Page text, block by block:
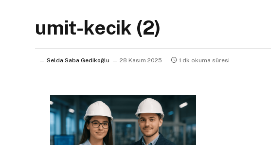
umit-kecik (2)
Selda Saba Gedikoğlu 28 Kasım 2025 1 dk okuma süresi